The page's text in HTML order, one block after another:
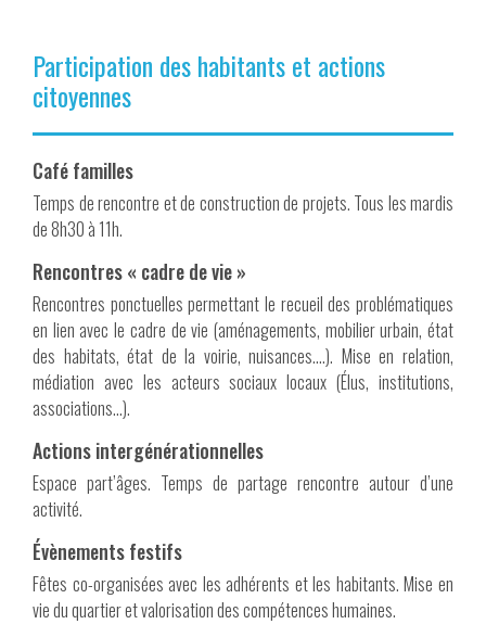
Participation des habitants et actions
citoyennes
Café familles
Temps de rencontre et de construction de projets. Tous les mardis
de 8h30 à 11h.
Rencontres « cadre de vie »
Rencontres ponctuelles permettant le recueil des problématiques
en lien avec le cadre de vie (aménagements, mobilier urbain, état
des habitats, état de la voirie, nuisances….). Mise en relation,
médiation avec les acteurs sociaux locaux (Élus, institutions,
associations…).
Actions intergénérationnelles
Espace part’âges. Temps de partage rencontre autour d’une
activité.
Évènements festifs
Fêtes co-organisées avec les adhérents et les habitants. Mise en
vie du quartier et valorisation des compétences humaines.